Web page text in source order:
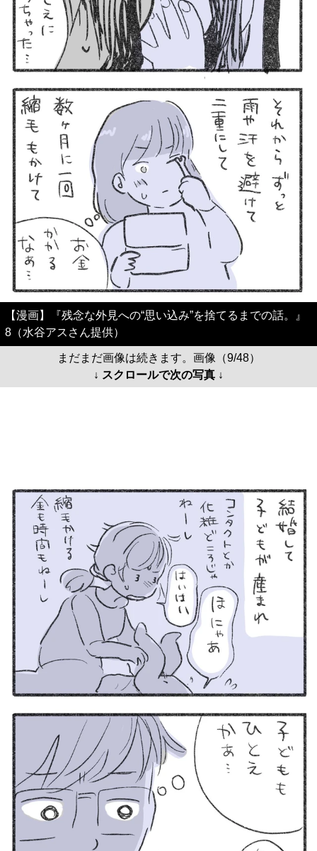
【漫画】『残念な外見への“思い込み”を捨てるまでの話。』
8（水谷アスさん提供）
まだまだ画像は続きます。画像（9/48）
↓ スクロールで次の写真 ↓